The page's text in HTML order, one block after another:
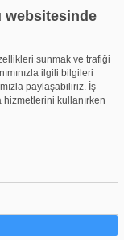
websitesinde
sunmak ve trafiği
ilgili bilgileri
paylaşabiliriz. İş
hizmetlerini kullanırken
motokurye ile kavga